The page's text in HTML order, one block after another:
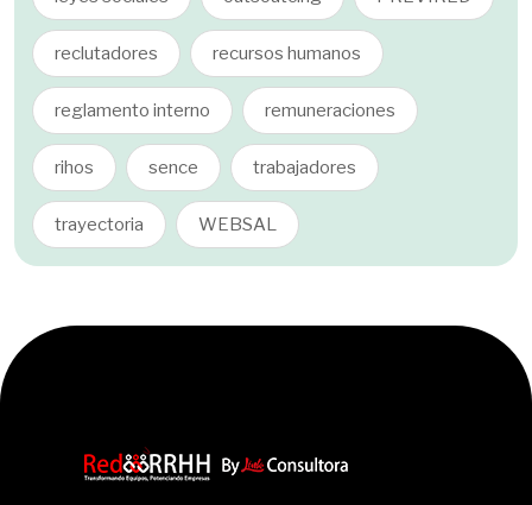
reclutadores recursos humanos
reglamento interno remuneraciones
rihos sence trabajadores
trayectoria WEBSAL